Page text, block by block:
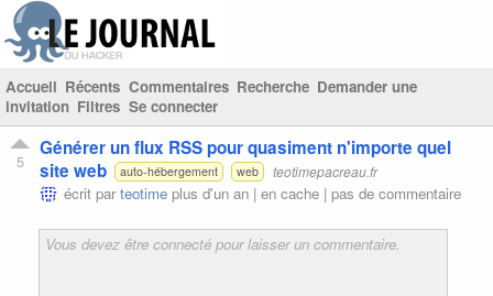
Accueil Récents Commentaires Recherche Demander une
invitation Filtres Se connecter
5
Générer un flux RSS pour quasiment n'importe quel
site web
auto-hébergement web teotimepacreau.fr
écrit parteotime plus d'un an | en cache | pas de commentaire